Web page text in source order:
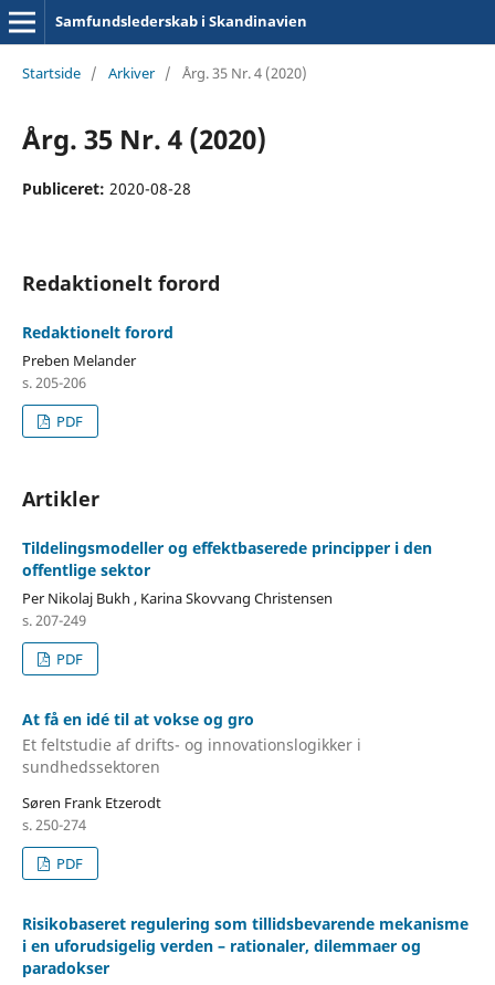
Samfundslederskab i Skandinavien
Startside / Arkiver / Årg. 35 Nr. 4 (2020)
Årg. 35 Nr. 4 (2020)
Publiceret: 2020-08-28
Redaktionelt forord
Redaktionelt forord
Preben Melander
s. 205-206
PDF
Artikler
Tildelingsmodeller og effektbaserede principper i den
offentlige sektor
Per Nikolaj Bukh , Karina Skovvang Christensen
s. 207-249
PDF
At få en idé til at vokse og gro
Et feltstudie af drifts- og innovationslogikker i
sundhedssektoren
Søren Frank Etzerodt
s. 250-274
PDF
Risikobaseret regulering som tillidsbevarende mekanisme
i en uforudsigelig verden – rationaler, dilemmaer og
paradokser